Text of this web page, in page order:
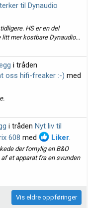
til Dynaudio
HS er en del
mer kostbare Dynaudio...
i tråden
oss hifi-freaker :-) med
i tråden Nyt liv til
608 med Liker.
der fornylig en B&O
af et apparat fra en svunden
Vis eldre oppføringer